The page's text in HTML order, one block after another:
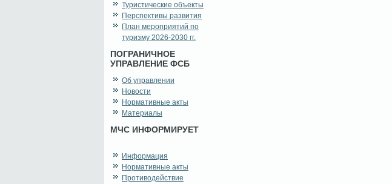
Туристические объекты
Перспективы развития
План мероприятий по
туризму 2026-2030 гг.
ПОГРАНИЧНОЕ
УПРАВЛЕНИЕ ФСБ
Об управлении
Новости
Нормативные акты
Материалы
МЧС ИНФОРМИРУЕТ
Информация
Нормативные акты
Противодействие